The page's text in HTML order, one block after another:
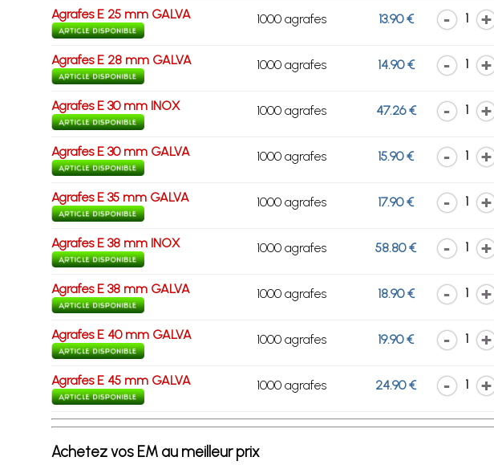
Agrafes E 25 mm GALVA 1000 agrafes 13.90 € 1
Agrafes E 28 mm GALVA 1000 agrafes 14.90 € 1
Agrafes E 30 mm INOX 1000 agrafes 47.26 € 1
Agrafes E 30 mm GALVA 1000 agrafes 15.90 € 1
Agrafes E 35 mm GALVA 1000 agrafes 17.90 € 1
Agrafes E 38 mm INOX 1000 agrafes 58.80 € 1
Agrafes E 38 mm GALVA 1000 agrafes 18.90 € 1
Agrafes E 40 mm GALVA 1000 agrafes 19.90 € 1
Agrafes E 45 mm GALVA 1000 agrafes 24.90 € 1
Achetez vos EM au meilleur prix